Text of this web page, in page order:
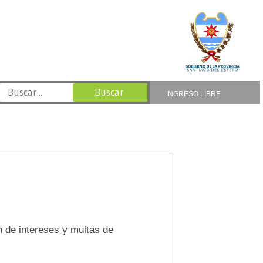
INGRESO LIBRE
de intereses y multas de